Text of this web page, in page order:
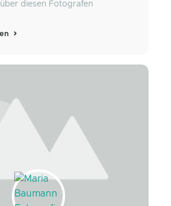
diesen Fotografen